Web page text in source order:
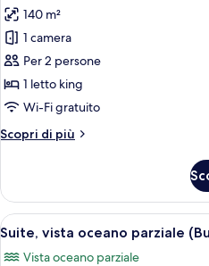
per
Suite
Presidenziale,
1
letto
vista
fronte
alla
spiaggia
140 m²
1 camera
Per 2 persone
1 letto king
Wi-Fi gratuito
Scopri di più
Altri
Presidenziale,
letto
vista
Apri
tutte
7
Suite, vista oceano parziale
Vista oceano parziale